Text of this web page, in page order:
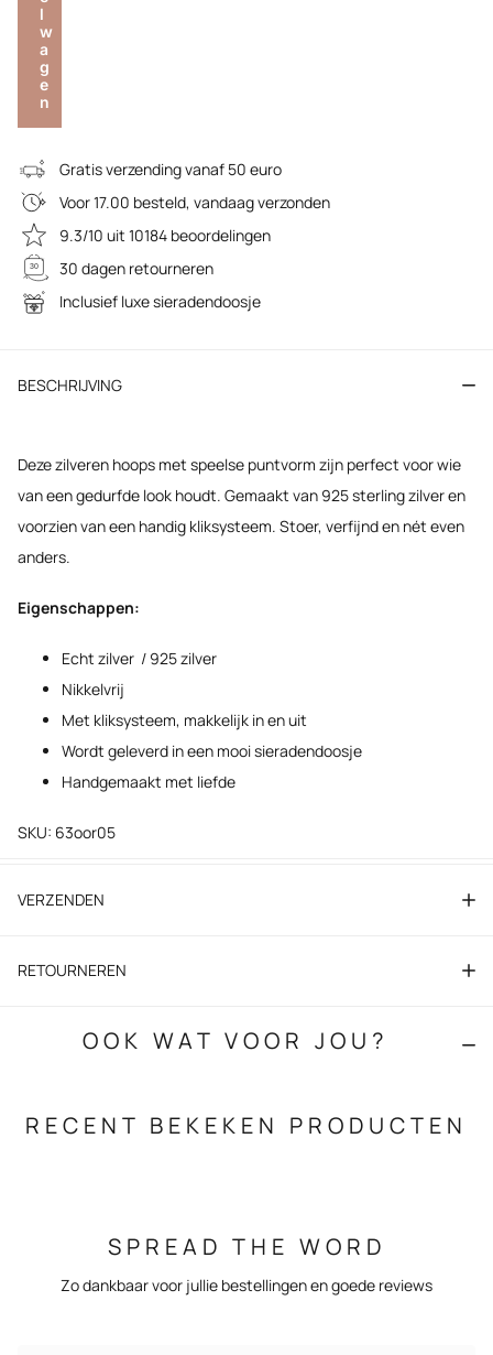
l
w
a
g
e
n
Gratis verzending vanaf 50 euro
Voor 17.00 besteld, vandaag verzonden
9.3/10 uit 10184 beoordelingen
30 dagen retourneren
Inclusief luxe sieradendoosje
BESCHRIJVING
Deze zilveren hoops met speelse puntvorm zijn perfect voor wie
van een gedurfde look houdt. Gemaakt van 925 sterling zilver en
voorzien van een handig kliksysteem. Stoer, verfijnd en nét even
anders.
Eigenschappen:
Echt zilver / 925 zilver
Nikkelvrij
Met kliksysteem, makkelijk in en uit
Wordt geleverd in een mooi sieradendoosje
Handgemaakt met liefde
SKU: 63oor05
VERZENDEN
RETOURNEREN
OOK WAT VOOR JOU?
RECENT BEKEKEN PRODUCTEN
SPREAD THE WORD
Zo dankbaar voor jullie bestellingen en goede reviews